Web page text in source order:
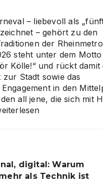
– liebevoll als
– gehört zu den
der
steht unter dem
Kölle!“ und rückt damit
zur Stadt sowie das
in den
all jene, die sich mit
digital: Warum
als Technik ist